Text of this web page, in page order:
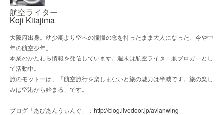
航空ライター
Koji Kitajima
大阪府出身。幼少期より空への憧憬の念を持ったまま大人になった、今や中
年の航空少年。
本業のかたわら情報を発信しています。週末は航空ライター兼ブロガーとし
て活動中。
旅のモットーは、「航空旅行を楽しまないと旅の魅力は半減です。旅の楽し
みは空港から始まる」です。
ブログ「あびあんうぃんぐ」： http://blog.livedoor.jp/avianwing